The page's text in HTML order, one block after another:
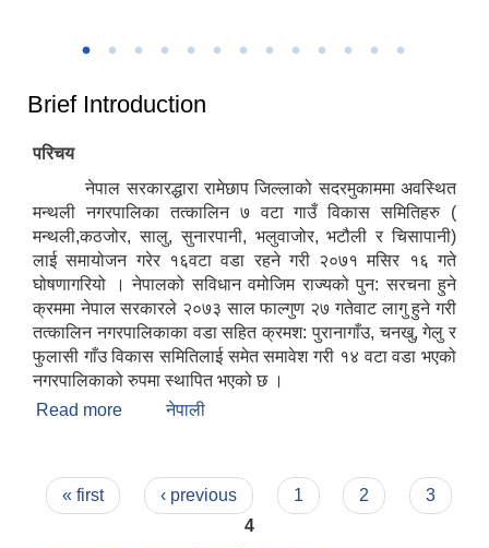
Brief Introduction
परिचय
नेपाल सरकारद्धारा रामेछाप जिल्लाको सदरमुकाममा अवस्थित
मन्थली नगरपालिका तत्कालिन ७ वटा गाउँ विकास समितिहरु (
मन्थली,कठजोर, सालु, सुनारपानी, भलुवाजोर, भटौली र चिसापानी)
लाई समायोजन गरेर १६वटा वडा रहने गरी २०७१ मसिर १६ गते
घोषणागरियो । नेपालको सविधान वमोजिम राज्यको पुन: सरचना हुने
क्रममा नेपाल सरकारले २०७३ साल फाल्गुण २७ गतेवाट लागु हुने गरी
तत्कालिन नगरपालिकाका वडा सहित क्रमश: पुरानागाँउ, चनखु, गेलु र
फुलासी गाँउ विकास समितिलाई समेत समावेश गरी १४ वटा वडा भएको
नगरपालिकाको रुपमा स्थापित भएको छ ।
Read more about Brief Introduction
नेपाली
Pages
« first ‹ previous 1 2
3
4